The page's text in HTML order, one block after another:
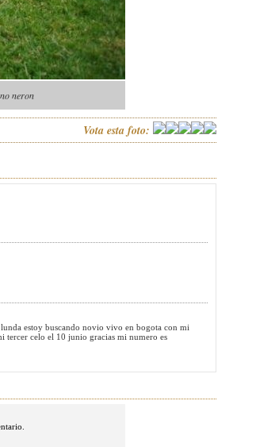
neron
Vota esta foto:
estoy buscando novio vivo en bogota con mi
tercer celo el 10 junio gracias mi numero es